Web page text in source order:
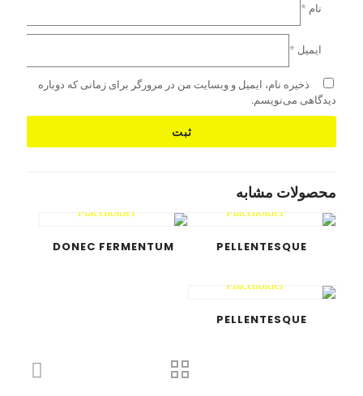
نام *
ایمیل *
ذخیره نام، ایمیل و وبسایت من در مرورگر برای زمانی که دوباره
دیدگاهی می‌نویسم.
محصولات مشابه
PELLENTESQUE
DONEC FERMENTUM
PELLENTESQUE